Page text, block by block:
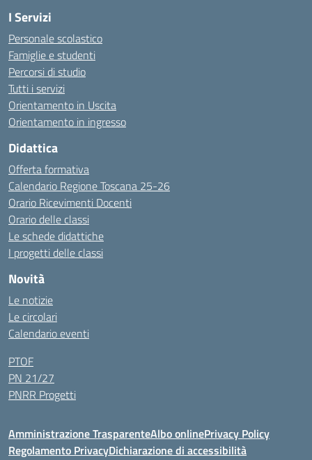
I Servizi
Personale scolastico
Famiglie e studenti
Percorsi di studio
Tutti i servizi
Orientamento in Uscita
Orientamento in ingresso
Didattica
Offerta formativa
Calendario Regione Toscana 25-26
Orario Ricevimenti Docenti
Orario delle classi
Le schede didattiche
I progetti delle classi
Novità
Le notizie
Le circolari
Calendario eventi
PTOF
PN 21/27
PNRR Progetti
Amministrazione TrasparenteAlbo onlinePrivacy Policy
Regolamento PrivacyDichiarazione di accessibilità